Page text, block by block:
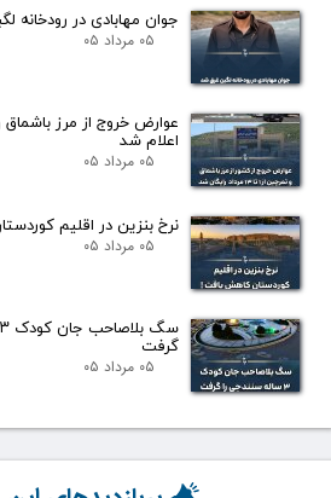
جوان مهابادی در رودخانه
۰۵ مرداد ۰۵
عوارض خروج از مرز باشماق
اعلام شد
۰۵ مرداد ۰۵
نرخ بنزین در اقلیم
۰۵ مرداد ۰۵
گرفت
۰۵ مرداد ۰۵